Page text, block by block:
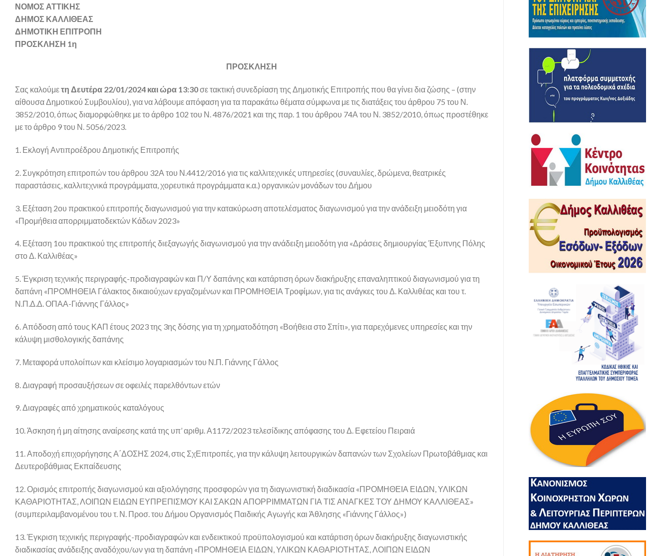
ΝΟΜΟΣ ΑΤΤΙΚΗΣ
ΔΗΜΟΣ ΚΑΛΛΙΘΕΑΣ
ΔΗΜΟΤΙΚΗ ΕΠΙΤΡΟΠΗ
ΠΡΟΣΚΛΗΣΗ 1η
ΠΡΟΣΚΛΗΣΗ
Σας καλούμετη Δευτέρα 22/01/2024 και ώρα 13:30σε τακτική συνεδρίαση της Δημοτικής Επιτροπής που θα γίνει δια ζώσης – (στην
αίθουσα Δημοτικού Συμβουλίου), για να λάβουμε απόφαση για τα παρακάτω θέματα σύμφωνα με τις διατάξεις του άρθρου 75 του Ν.
3852/2010, όπως διαμορφώθηκε με το άρθρο 102 του Ν. 4876/2021 και της παρ. 1 του άρθρου 74Α του Ν. 3852/2010, όπως προστέθηκε
με το άρθρο 9 του Ν. 5056/2023.
1. Εκλογή Αντιπροέδρου Δημοτικής Επιτροπής
2. Συγκρότηση επιτροπών του άρθρου 32Α του Ν.4412/2016 για τις καλλιτεχνικές υπηρεσίες (συναυλίες, δρώμενα, θεατρικές
παραστάσεις, καλλιτεχνικά προγράμματα, χορευτικά προγράμματα κ.α.) οργανικών μονάδων του Δήμου
3. Εξέταση 2ου πρακτικού επιτροπής διαγωνισμού για την κατακύρωση αποτελέσματος διαγωνισμού για την ανάδειξη μειοδότη για
«Προμήθεια απορριμματοδεκτών Κάδων 2023»
4. Εξέταση 1ου πρακτικού της επιτροπής διεξαγωγής διαγωνισμού για την ανάδειξη μειοδότη για «Δράσεις δημιουργίας Έξυπνης Πόλης
στο Δ. Καλλιθέας»
5. Έγκριση τεχνικής περιγραφής-προδιαγραφών και Π/Υ δαπάνης και κατάρτιση όρων διακήρυξης επαναληπτικού διαγωνισμού για τη
δαπάνη «ΠΡΟΜΗΘΕΙΑ Γάλακτος δικαιούχων εργαζομένων και ΠΡΟΜΗΘΕΙΑ Τροφίμων, για τις ανάγκες του Δ. Καλλιθέας και του τ.
Ν.Π.Δ.Δ. ΟΠΑΑ-Γιάννης Γάλλος»
6. Απόδοση από τους ΚΑΠ έτους 2023 της 3ης δόσης για τη χρηματοδότηση «Βοήθεια στο Σπίτι», για παρεχόμενες υπηρεσίες και την
κάλυψη μισθολογικής δαπάνης
7. Μεταφορά υπολοίπων και κλείσιμο λογαριασμών του Ν.Π. Γιάννης Γάλλος
8. Διαγραφή προσαυξήσεων σε οφειλές παρελθόντων ετών
9. Διαγραφές από χρηματικούς καταλόγους
10. Άσκηση ή μη αίτησης αναίρεσης κατά της υπ’ αριθμ. Α1172/2023 τελεσίδικης απόφασης του Δ. Εφετείου Πειραιά
11. Αποδοχή επιχορήγησης Α΄ΔΟΣΗΣ 2024, στις ΣχΕπιτροπές, για την κάλυψη λειτουργικών δαπανών των Σχολείων Πρωτοβάθμιας και
Δευτεροβάθμιας Εκπαίδευσης
12. Ορισμός επιτροπής διαγωνισμού και αξιολόγησης προσφορών για τη διαγωνιστική διαδικασία «ΠΡΟΜΗΘΕΙΑ ΕΙΔΩΝ, ΥΛΙΚΩΝ
ΚΑΘΑΡΙΟΤΗΤΑΣ, ΛΟΙΠΩΝ ΕΙΔΩΝ ΕΥΠΡΕΠΙΣΜΟΥ ΚΑΙ ΣΑΚΩΝ ΑΠΟΡΡΙΜΜΑΤΩΝ ΓΙΑ ΤΙΣ ΑΝΑΓΚΕΣ ΤΟΥ ΔΗΜΟΥ ΚΑΛΛΙΘΕΑΣ»
(συμπεριλαμβανομένου του τ. Ν. Προσ. του Δήμου Οργανισμός Παιδικής Αγωγής και Άθλησης «Γιάννης Γάλλος»)
13. Έγκριση τεχνικής περιγραφής-προδιαγραφών και ενδεικτικού προϋπολογισμού και κατάρτιση όρων διακήρυξης διαγωνιστικής
διαδικασίας ανάδειξης αναδόχου/ων για τη δαπάνη «ΠΡΟΜΗΘΕΙΑ ΕΙΔΩΝ, ΥΛΙΚΩΝ ΚΑΘΑΡΙΟΤΗΤΑΣ, ΛΟΙΠΩΝ ΕΙΔΩΝ